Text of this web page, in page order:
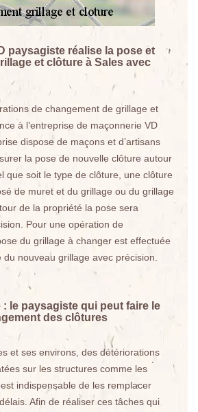
paysagiste réalise la pose et
et clôture à Sales avec
de changement de grillage et
à l’entreprise de maçonnerie VD
dispose de maçons et d’artisans
la pose de nouvelle clôture autour
que soit le type de clôture, une clôture
de muret et du grillage ou du grillage
de la propriété la pose sera
Pour une opération de
du grillage à changer est effectuée
nouveau grillage avec précision.
le paysagiste qui peut faire le
des clôtures
et ses environs, des détériorations
sur les structures comme les
indispensable de les remplacer
Afin de réaliser ces tâches qui